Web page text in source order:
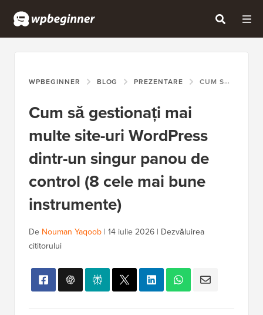
WPBEGINNER BLOG PREZENTARE CUM SĂ GESTIONAȚI MAI MULTE SITE-URI WORDPRESS DINTR-UN SINGUR PANOU DE CONTROL (8 CELE MAI BUNE INSTRUMENTE)
Cum să gestionați mai
multe site-uri WordPress
dintr-un singur panou de
control (8 cele mai bune
instrumente)
De Nouman Yaqoob | 14 iulie 2026 | Dezvăluirea
cititorului